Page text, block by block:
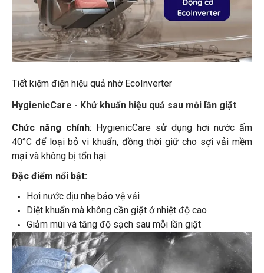
Tiết kiệm điện hiệu quả nhờ EcoInverter
HygienicCare - Khử khuẩn hiệu quả sau mỗi lần giặt
Chức năng chính: HygienicCare sử dụng hơi nước ấm
40°C để loại bỏ vi khuẩn, đồng thời giữ cho sợi vải mềm
mại và không bị tổn hại.
Đặc điểm nổi bật:
Hơi nước dịu nhẹ bảo vệ vải
Diệt khuẩn mà không cần giặt ở nhiệt độ cao
Giảm mùi và tăng độ sạch sau mỗi lần giặt